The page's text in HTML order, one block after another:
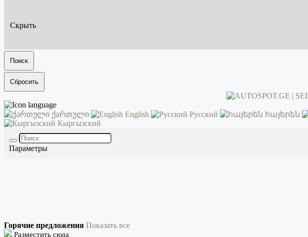
Скрыть
Поиск
Сбросить
ქართული English Русский հայերեն
Кыргызский
Параметры
Горячие предложения Показать все
Разместить сюда